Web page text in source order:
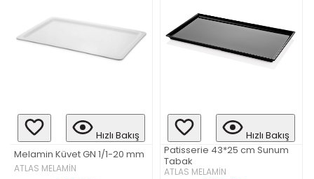
Hızlı Bakış
Melamin Küvet GN 1/1-20 mm
ATLAS MELAMİN
Hızlı Bakış
Patisserie 43*25 cm Sunum
Tabak
ATLAS MELAMİN